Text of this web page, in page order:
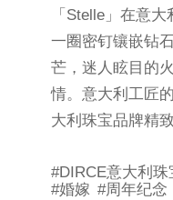
「Stelle」在意
一圈密钉镶嵌钻
芒，迷人眩目的
情。意大利工匠
大利珠宝品牌精
#DIRCE意大利珠
#婚嫁 #周年纪念